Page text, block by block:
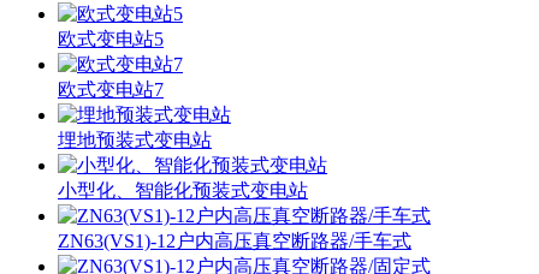
欧式变电站5
欧式变电站7
埋地预装式变电站
小型化、智能化预装式变电站
ZN63(VS1)-12户内高压真空断路器/手车式